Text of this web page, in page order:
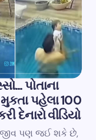
પોતાના
પહેલા 100
દેનારો વીડિયો
જીવ પણ જઈ શકે છે,